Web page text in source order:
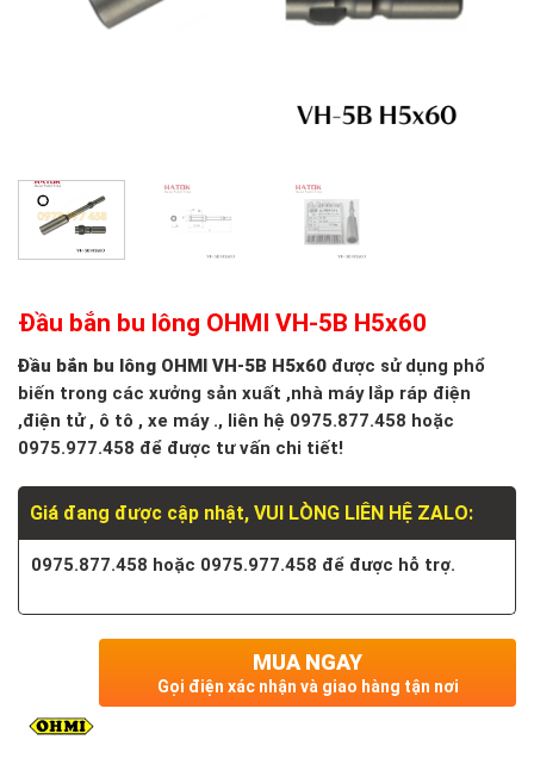
Đầu bắn bu lông OHMI VH-5B H5x60
Đầu bắn bu lông OHMI VH-5B H5x60 được sử dụng phổ
biến trong các xưởng sản xuất ,nhà máy lắp ráp điện
,điện tử , ô tô , xe máy ., liên hệ 0975.877.458 hoặc
0975.977.458 để được tư vấn chi tiết!
Giá đang được cập nhật, VUI LÒNG LIÊN HỆ ZALO:
0975.877.458 hoặc 0975.977.458 để được hỗ trợ.
MUA NGAY
Gọi điện xác nhận và giao hàng tận nơi